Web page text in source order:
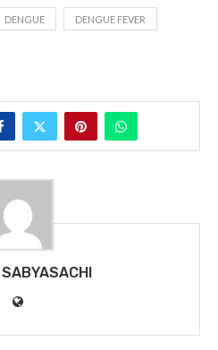
DENGUE DENGUE FEVER